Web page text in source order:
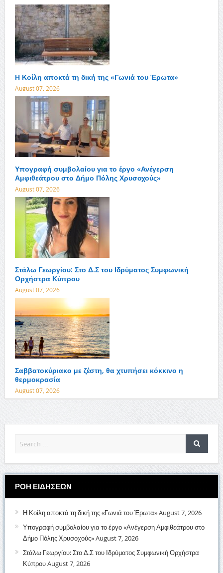
Η Κοίλη αποκτά τη δική της «Γωνιά του Έρωτα»
August 07, 2026
Υπογραφή συμβολαίου για το έργο «Ανέγερση
Αμφιθεάτρου στο Δήμο Πόλης Χρυσοχούς»
August 07, 2026
Στάλω Γεωργίου: Στο Δ.Σ του Ιδρύματος Συμφωνική
Ορχήστρα Κύπρου
August 07, 2026
Σαββατοκύριακο με ζέστη, θα χτυπήσει κόκκινο η
θερμοκρασία
August 07, 2026
ΡΟΗ ΕΙΔΗΣΕΩΝ
Η Κοίλη αποκτά τη δική της «Γωνιά του Έρωτα»August 7, 2026
Υπογραφή συμβολαίου για το έργο «Ανέγερση Αμφιθεάτρου στο
Δήμο Πόλης Χρυσοχούς»August 7, 2026
Στάλω Γεωργίου: Στο Δ.Σ του Ιδρύματος Συμφωνική Ορχήστρα
ΚύπρουAugust 7, 2026